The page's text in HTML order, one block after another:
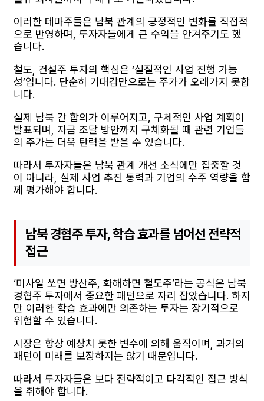
이러한 테마주들은 남북 관계의 긍정적인 변화를 직접적
으로 반영하며, 투자자들에게 큰 수익을 안겨주기도 했
습니다.
철도, 건설주 투자의 핵심은 ‘실질적인 사업 진행 가능
성’입니다. 단순히 기대감만으로는 주가가 오래가지 못합
니다.
실제 남북 간 합의가 이루어지고, 구체적인 사업 계획이
발표되며, 자금 조달 방안까지 구체화될 때 관련 기업들
의 주가는 더욱 탄력을 받을 수 있습니다.
따라서 투자자들은 남북 관계 개선 소식에만 집중할 것
이 아니라, 실제 사업 추진 동력과 기업의 수주 역량을 함
께 평가해야 합니다.
남북 경협주 투자, 학습 효과를 넘어선 전략적
접근
‘미사일 쏘면 방산주, 화해하면 철도주’라는 공식은 남북
경협주 투자에서 중요한 패턴으로 자리 잡았습니다. 하지
만 이러한 학습 효과에만 의존하는 투자는 장기적으로
위험할 수 있습니다.
시장은 항상 예상치 못한 변수에 의해 움직이며, 과거의
패턴이 미래를 보장하지는 않기 때문입니다.
따라서 투자자들은 보다 전략적이고 다각적인 접근 방식
을 취해야 합니다.